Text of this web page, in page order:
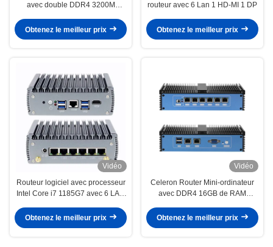
avec double DDR4 3200M
Obtenez le meilleur prix
routeur avec 6 Lan 1 HD-MI 1 DP
Obtenez le meilleur prix
Vidéo
Routeur logiciel avec processeur
Intel Core i7 1185G7 avec 6 LAN
Obtenez le meilleur prix
Vidéo
Celeron Router Mini-ordinateur
avec DDR4 16GB de RAM
ventilateur
Obtenez le meilleur prix